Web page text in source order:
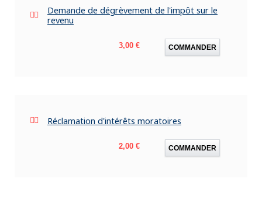
Demande de dégrèvement de l'impôt sur le
revenu
Prix
3,00 € COMMANDER
Réclamation d'intérêts moratoires
Prix
2,00 € COMMANDER